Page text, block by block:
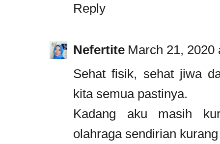
Reply
Nefertite March 21, 2020
Sehat fisik, sehat jiwa
kita semua pastinya.
Kadang aku masih
olahraga sendirian